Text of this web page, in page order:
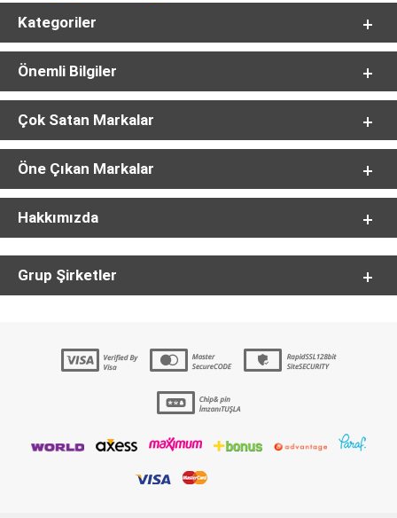
Kategoriler
Önemli Bilgiler
Çok Satan Markalar
Öne Çıkan Markalar
Hakkımızda
Grup Şirketler